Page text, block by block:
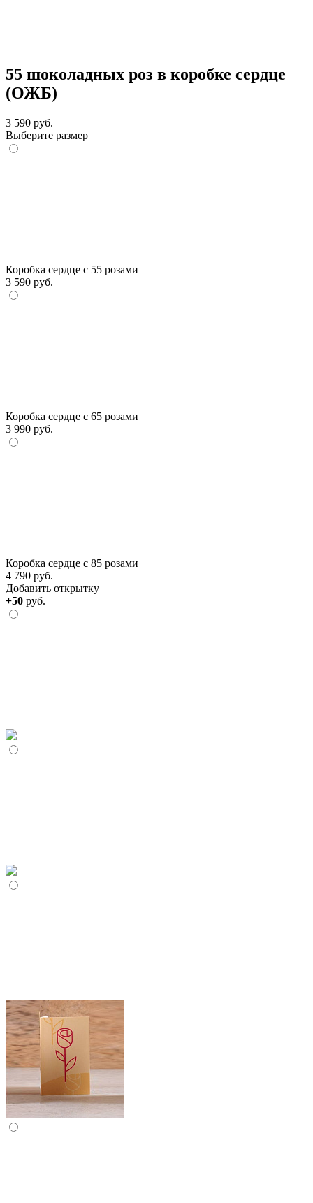
55 шоколадных роз в коробке сердце
(ОЖБ)
3 590 руб.
Выберите размер
Коробка сердце с 55 розами
3 590 руб.
Коробка сердце с 65 розами
3 990 руб.
Коробка сердце с 85 розами
4 790 руб.
Добавить открытку
+50 руб.